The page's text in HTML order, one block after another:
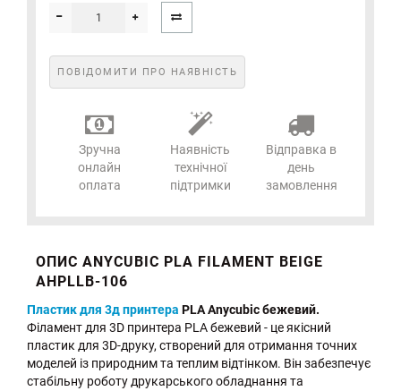
ПОВІДОМИТИ ПРО НАЯВНІСТЬ
Зручна
онлайн
оплата
Наявність
технічної
підтримки
Відправка в
день
замовлення
ОПИС ANYCUBIC PLA FILAMENT BEIGE
AHPLLB-106
Пластик для 3д принтера PLA Anycubic бежевий.
Філамент для 3D принтера PLA бежевий - це якісний
пластик для 3D-друку, створений для отримання точних
моделей із природним та теплим відтінком. Він забезпечує
стабільну роботу друкарського обладнання та